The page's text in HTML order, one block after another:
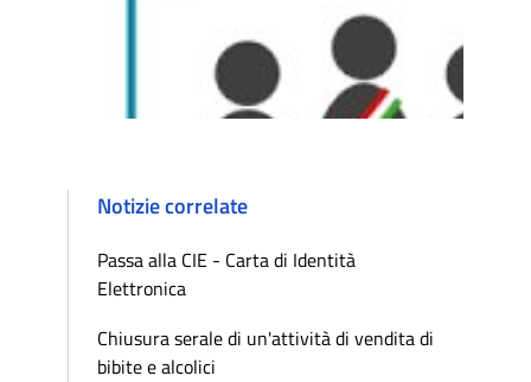
Notizie correlate
Passa alla CIE - Carta di Identità
Elettronica
Chiusura serale di un'attività di vendita di
bibite e alcolici